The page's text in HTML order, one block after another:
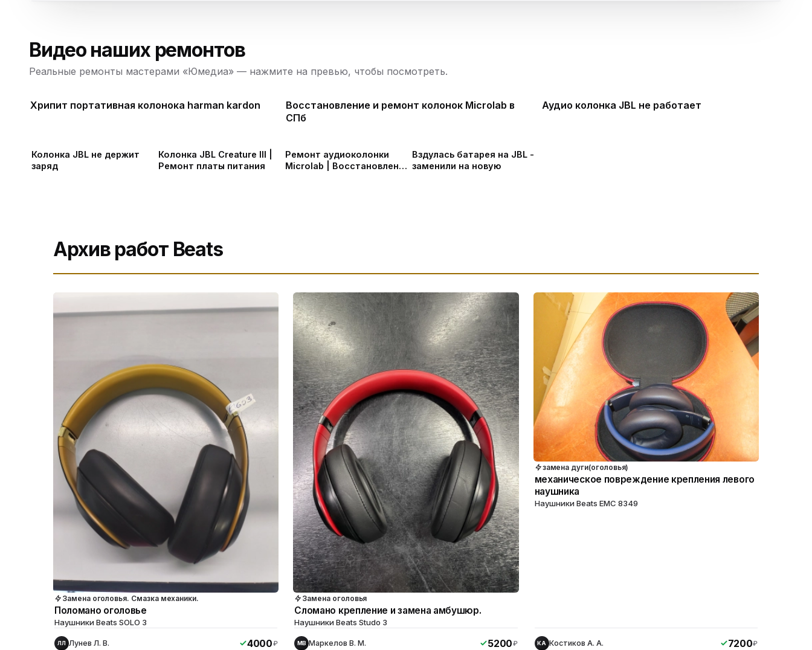
Видео наших ремонтов
Реальные ремонты мастерами «Юмедиа» — нажмите на превью, чтобы посмотреть.
Хрипит портативная колонока harman kardon
Восстановление и ремонт колонок Microlab в
СПб
Аудио колонка JBL не работает
Колонка JBL не держит
заряд
Колонка JBL Creature III |
Ремонт платы питания
Ремонт аудиоколонки
Microlab | Восстановление
Вздулась батарея на JBL -
заменили на новую
Архив работ Beats
Замена оголовья. Смазка механики.
Поломано оголовье
Наушники Beats SOLO 3
ЛЛ Лунев Л. В. 4000₽
Замена оголовья
Сломано крепление и замена амбушюр.
Наушники Beats Studo 3
МВ Маркелов В. М. 5200₽
замена дуги(оголовья)
механическое повреждение крепления левого
наушника
Наушники Beats EMC 8349
КА Костиков А. А. 7200₽